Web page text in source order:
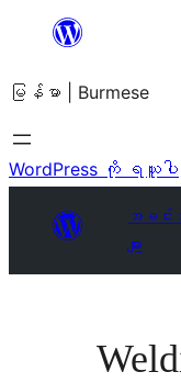
အကြောင်းအရာ
ကျော်သွား
ရန်
မြန်မာ | Burmese
WordPress ကို ရယူပါ
အခင်း
များ